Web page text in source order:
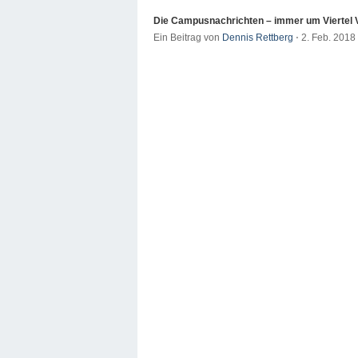
Die Campusnachrichten – immer um Viertel
Ein Beitrag von Dennis Rettberg ⋅ 2. Feb. 2018